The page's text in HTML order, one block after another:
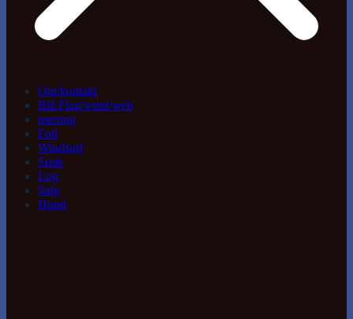
Om/kontakt
Blå Flag/wind/web
træning
Foil
Windsurf
Snak
Log
Salg
Hund